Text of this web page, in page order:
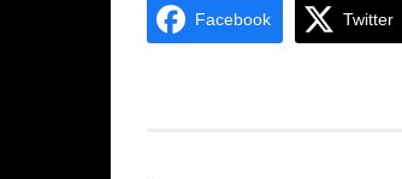
Facebook Twitter